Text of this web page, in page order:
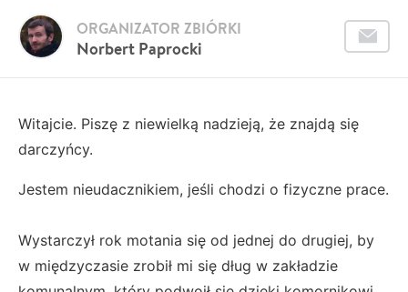
Norbert Paprocki
ORGANIZATOR ZBIÓRKI
Witajcie. Piszę z niewielką nadzieją, że znajdą się
darczyńcy.
Jestem nieudacznikiem, jeśli chodzi o fizyczne prace.
Wystarczył rok motania się od jednej do drugiej, by
w międzyczasie zrobił mi się dług w zakładzie